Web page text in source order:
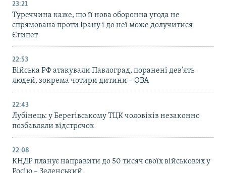
23:21
Туреччина каже, що її нова оборонна угода не
спрямована проти Ірану і до неї може долучитися
Єгипет
22:53
Війська РФ атакували Павлоград, поранені дев’ять
людей, зокрема чотири дитини – ОВА
22:43
Лубінець: у Берегівському ТЦК чоловіків незаконно
позбавляли відстрочок
22:08
КНДР планує направити до 50 тисяч своїх військових у